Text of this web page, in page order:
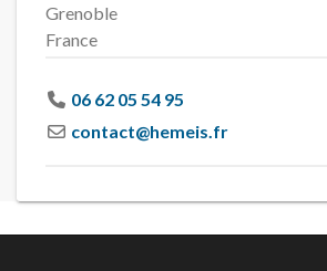
Grenoble
France
06 62 05 54 95
contact@hemeis.fr